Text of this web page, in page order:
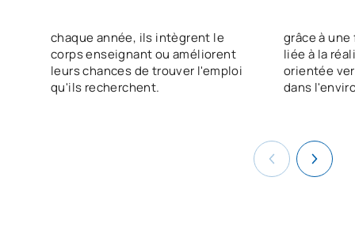
chaque année, ils intègrent le
corps enseignant ou améliorent
leurs chances de trouver l'emploi
qu'ils recherchent.
grâce à
liée à la
orientée
dans